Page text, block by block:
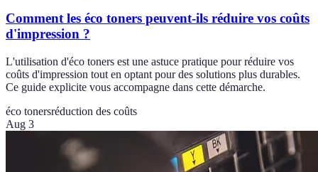
Comment les éco toners peuvent-ils réduire vos coûts
d'impression ?
L'utilisation d'éco toners est une astuce pratique pour réduire vos
coûts d'impression tout en optant pour des solutions plus durables.
Ce guide explicite vous accompagne dans cette démarche.
éco tonersréduction des coûts
Aug 3